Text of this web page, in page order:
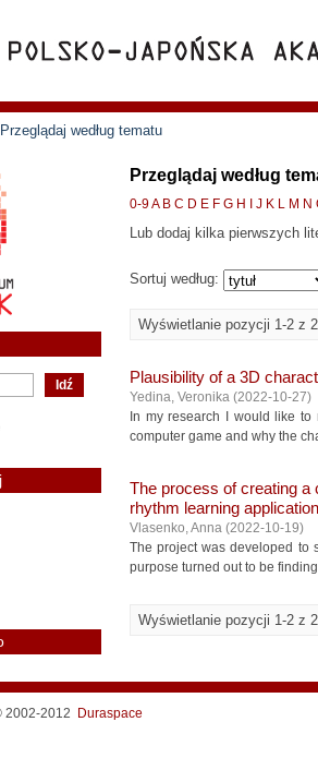
Przeglądaj według tematu
Przeglądaj według
0-9A B C D E F G H J K L M N
Lub dodaj kilka pierwszych
Sortuj według:
Wyświetlanie pozycji 1-2 z 2
Plausibility of a 3D
Yedina, Veronika (2022-10-27)
In my research I would like
computer game and why the
The process of creating a
rhythm learning application
Vlasenko, Anna (2022-10-19)
The project was developed to
purpose turned out to be
Wyświetlanie pozycji 1-2 z 2
2002-2012 Duraspace